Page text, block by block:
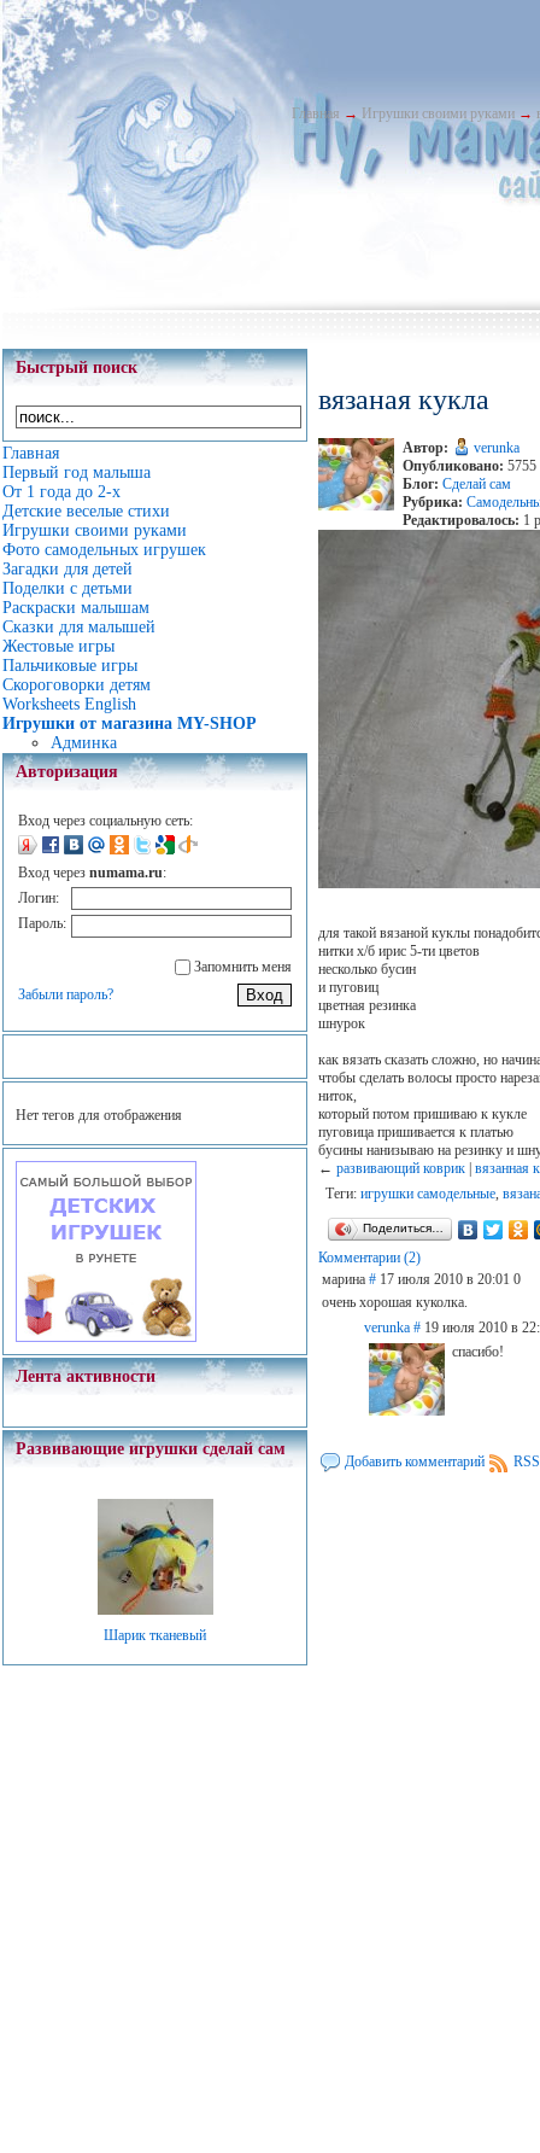
Главная → Игрушки своими руками →
Быстрый поиск
Главная
Первый год малыша
От 1 года до 2-х
Детские веселые стихи
Игрушки своими руками
Фото самодельных игрушек
Загадки для детей
Поделки с детьми
Раскраски малышам
Сказки для малышей
Жестовые игры
Пальчиковые игры
Скороговорки детям
Worksheets English
Игрушки от магазина MY-SHOP
Админка
Авторизация
Вход через социальную сеть:
Вход через numama.ru:
Логин:
Пароль:
Запомнить меня
Забыли пароль?
Нет тегов для отображения
Лента активности
Развивающие игрушки сделай сам
Шарик тканевый
вязаная кукла
Автор:
verunka
Опубликовано: 5755
Блог: Сделай сам
Рубрика:
Редактировалось: 1
для такой вязаной куклы
нитки х/б ирис 5-ти цветов
несколько бусин
и пуговиц
цветная резинка
шнурок
как вязать сказать сложно, но
чтобы сделать волосы просто
ниток,
который потом пришиваю к кукле
пуговица пришивается к платью
бусины нанизываю на резинку и
← развивающий коврик| вязанная
Теги: игрушки самодельные,
Поделиться…
Комментарии (2)
марина # 17 июля 2010 в 20:01 0
очень хорошая куколка.
verunka # 19 июля 2010 в
спасибо!
Добавить комментарий